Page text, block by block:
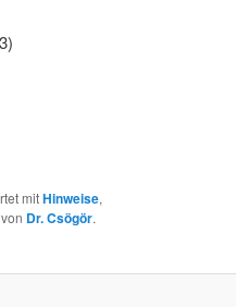
mitHinweise,
Dr. Csögör.